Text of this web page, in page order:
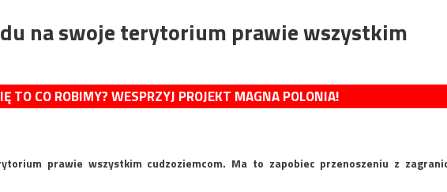
na swoje terytorium prawie wszystkim
TO CO ROBIMY? WESPRZYJ PROJEKT MAGNA POLONIA!
prawie wszystkim cudzoziemcom. Ma to zapobiec przenoszeniu z